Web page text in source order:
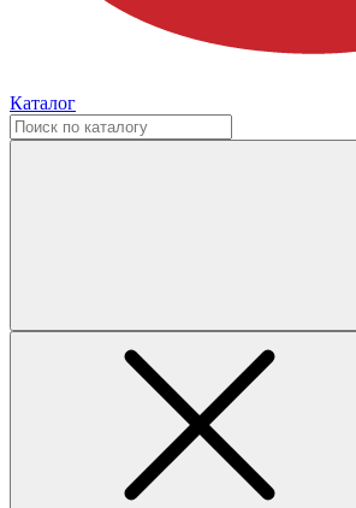
Каталог